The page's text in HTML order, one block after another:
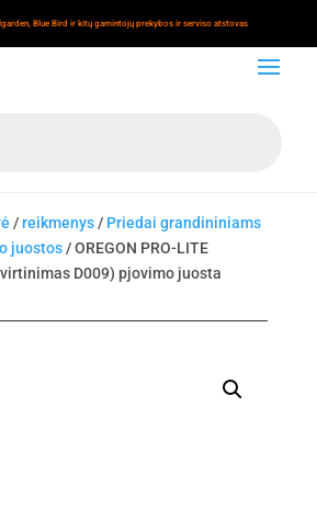
Blue Bird ir kitų gamintojų prekybos ir serviso atstovas
/reikmenys/ Priedai grandininiams
juostos/ OREGON PRO-LITE
D009) pjovimo juosta